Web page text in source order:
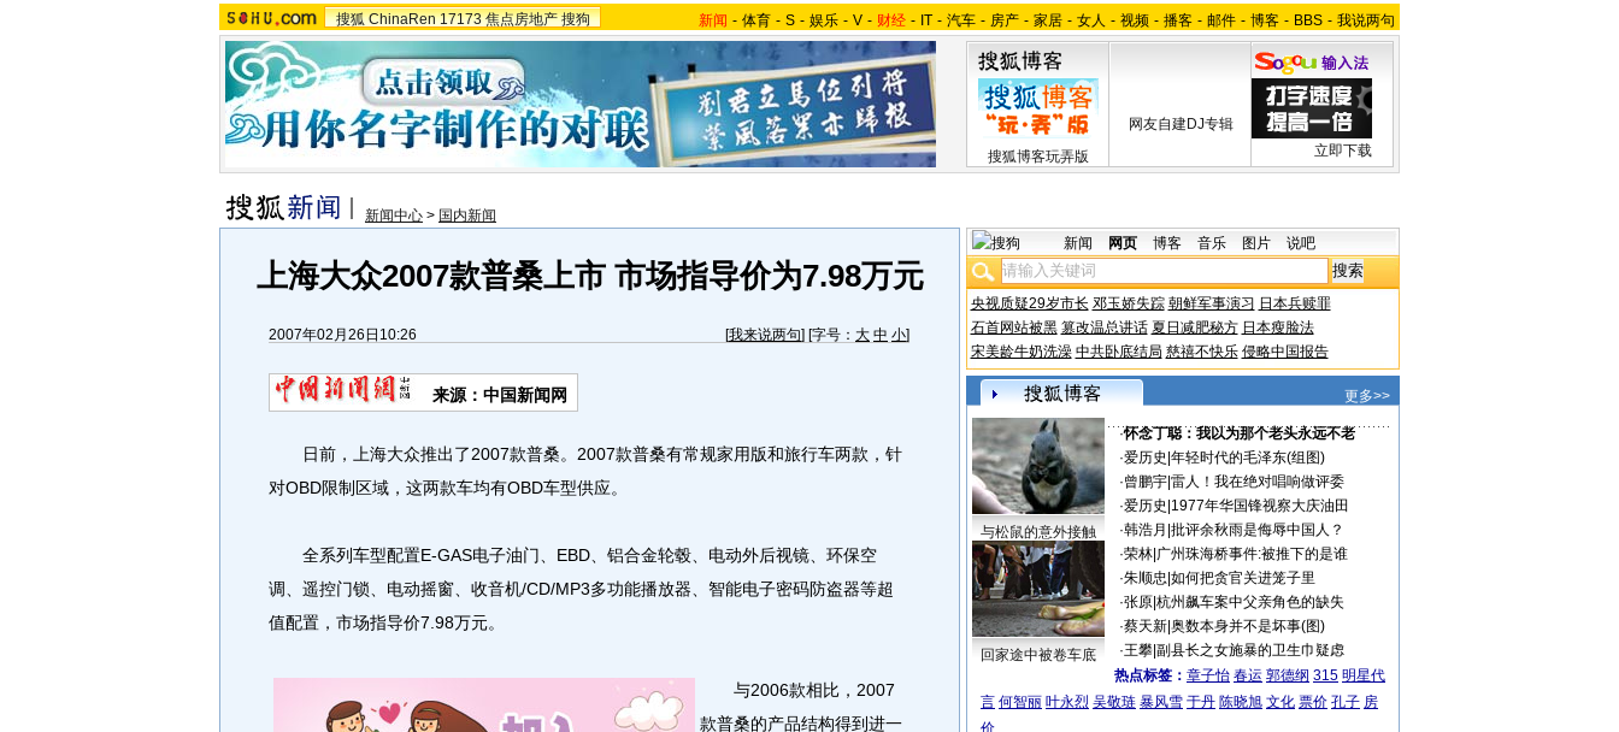
搜狐 ChinaRen 17173 焦点房地产 搜狗 新闻 - 体育 - S - 娱乐 - V - 财经 - IT - 汽车 - 房产 - 家居 - 女人 - 视频 - 播客 - 邮件 - 博客 - BBS - 我说两句
搜狐博客玩弄版
网友自建DJ专辑
立即下载
新闻中心 > 国内新闻
上海大众2007款普桑上市 市场指导价为7.98万元
2007年02月26日10:26 [我来说两句] [字号： 大 中 小]
来源：中国新闻网
日前，上海大众推出了2007款普桑。2007款普桑有常规家用版和旅行车两款，针
对OBD限制区域，这两款车均有OBD车型供应。
全系列车型配置E-GAS电子油门、EBD、铝合金轮毂、电动外后视镜、环保空
调、遥控门锁、电动摇窗、收音机/CD/MP3多功能播放器、智能电子密码防盗器等超
值配置，市场指导价7.98万元。
与2006款相比，2007
款普桑的产品结构得到进一
新闻 网页 博客 音乐 图片 说吧
央视质疑29岁市长 邓玉娇失踪 朝鲜军事演习 日本兵赎罪
石首网站被黑 篡改温总讲话 夏日减肥秘方 日本瘦脸法
宋美龄牛奶洗澡 中共卧底结局 慈禧不快乐 侵略中国报告
更多>>
与松鼠的意外接触
回家途中被卷车底
·怀念丁聪：我以为那个老头永远不老
·爱历史 年轻时代的毛泽东(组图)
·曾鹏宇| 雷人！我在绝对唱响做评委
·爱历史 1977年华国锋视察大庆油田
·韩浩月 批评余秋雨是侮辱中国人？
·荣林| 广州珠海桥事件:被推下的是谁
·朱顺忠 如何把贪官关进笼子里
·张原| 杭州飙车案中父亲角色的缺失
·蔡天新| 奥数本身并不是坏事(图)
·王攀| 副县长之女施暴的卫生巾疑虑
热点标签： 章子怡 春运 郭德纲 315 明星代
言 何智丽 叶永烈 吴敬琏 暴风雪 于丹 陈晓旭 文化 票价 孔子 房
价